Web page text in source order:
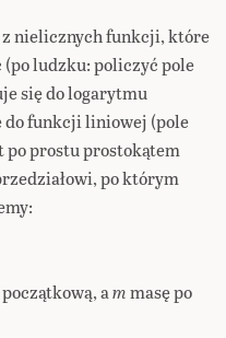
nielicznych funkcji, które
ludzku: policzyć pole
się do logarytmu
do funkcji liniowej (pole
po prostu prostokątem
po którym
ammasę po